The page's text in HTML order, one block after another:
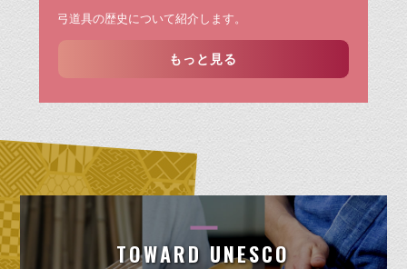
弓道具の歴史について紹介します。
もっと見る
TOWARD UNESCO